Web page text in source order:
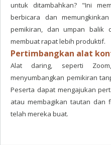
untuk ditambahkan? "Ini
berbicara dan
pemikiran, dan umpan balik
membuat rapat lebih produktif.
Pertimbangkan alat
Alat daring, seperti
menyumbangkan pemikiran
Peserta dapat mengajukan
atau membagikan tautan dan
telah mereka buat.